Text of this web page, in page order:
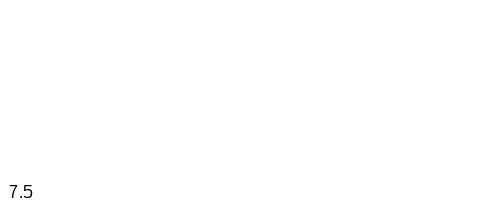
7.5